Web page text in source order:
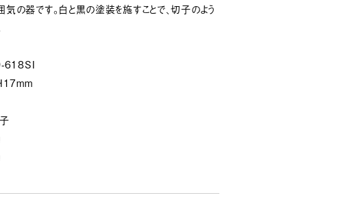
気の器です。白と黒の塗装を施すことで、切子のよう
618SI